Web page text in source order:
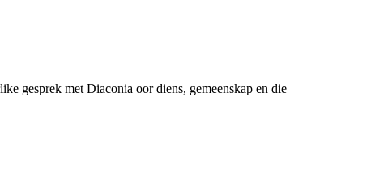
gesprek met Diaconia oor diens, gemeenskap en die